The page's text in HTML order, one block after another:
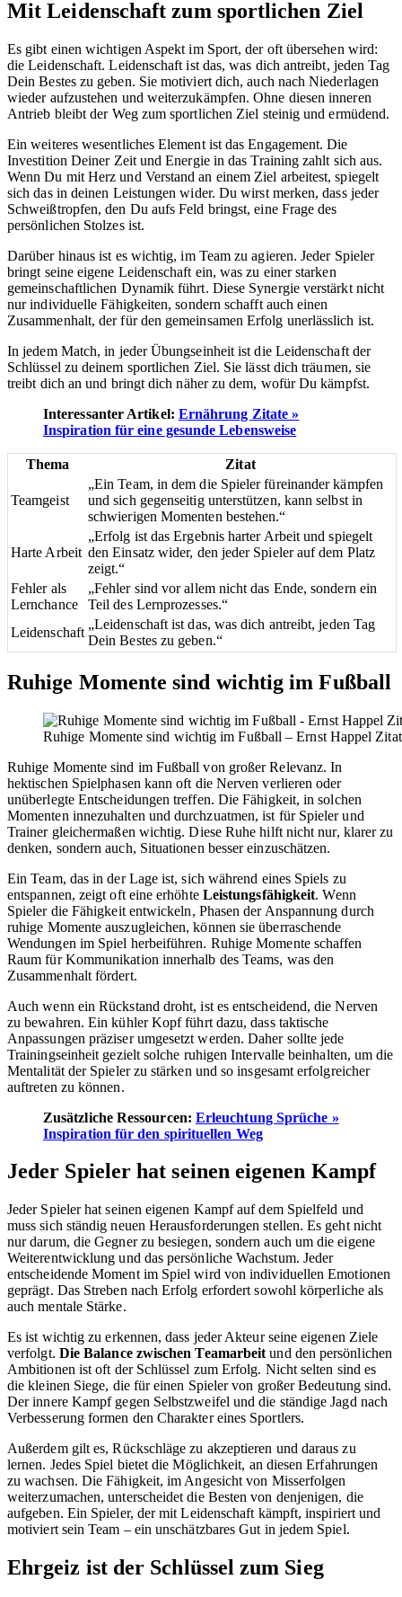
Mit Leidenschaft zum sportlichen Ziel
Es gibt einen wichtigen Aspekt im Sport, der oft übersehen wird:
die Leidenschaft. Leidenschaft ist das, was dich antreibt, jeden Tag
Dein Bestes zu geben. Sie motiviert dich, auch nach Niederlagen
wieder aufzustehen und weiterzukämpfen. Ohne diesen inneren
Antrieb bleibt der Weg zum sportlichen Ziel steinig und ermüdend.
Ein weiteres wesentliches Element ist das Engagement. Die
Investition Deiner Zeit und Energie in das Training zahlt sich aus.
Wenn Du mit Herz und Verstand an einem Ziel arbeitest, spiegelt
sich das in deinen Leistungen wider. Du wirst merken, dass jeder
Schweißtropfen, den Du aufs Feld bringst, eine Frage des
persönlichen Stolzes ist.
Darüber hinaus ist es wichtig, im Team zu agieren. Jeder Spieler
bringt seine eigene Leidenschaft ein, was zu einer starken
gemeinschaftlichen Dynamik führt. Diese Synergie verstärkt nicht
nur individuelle Fähigkeiten, sondern schafft auch einen
Zusammenhalt, der für den gemeinsamen Erfolg unerlässlich ist.
In jedem Match, in jeder Übungseinheit ist die Leidenschaft der
Schlüssel zu deinem sportlichen Ziel. Sie lässt dich träumen, sie
treibt dich an und bringt dich näher zu dem, wofür Du kämpfst.
Interessanter Artikel: Ernährung Zitate »
Inspiration für eine gesunde Lebensweise
Thema Zitat
Teamgeist
„Ein Team, in dem die Spieler füreinander kämpfen
und sich gegenseitig unterstützen, kann selbst in
schwierigen Momenten bestehen.“
Harte Arbeit
„Erfolg ist das Ergebnis harter Arbeit und spiegelt
den Einsatz wider, den jeder Spieler auf dem Platz
zeigt.“
Fehler als
Lernchance
„Fehler sind vor allem nicht das Ende, sondern ein
Teil des Lernprozesses.“
Leidenschaft
„Leidenschaft ist das, was dich antreibt, jeden Tag
Dein Bestes zu geben.“
Ruhige Momente sind wichtig im Fußball
Ruhige Momente sind wichtig im Fußball – Ernst Happel
Ruhige Momente sind im Fußball von großer Relevanz. In
hektischen Spielphasen kann oft die Nerven verlieren oder
unüberlegte Entscheidungen treffen. Die Fähigkeit, in solchen
Momenten innezuhalten und durchzuatmen, ist für Spieler und
Trainer gleichermaßen wichtig. Diese Ruhe hilft nicht nur, klarer zu
denken, sondern auch, Situationen besser einzuschätzen.
Ein Team, das in der Lage ist, sich während eines Spiels zu
entspannen, zeigt oft eine erhöhte Leistungsfähigkeit. Wenn
Spieler die Fähigkeit entwickeln, Phasen der Anspannung durch
ruhige Momente auszugleichen, können sie überraschende
Wendungen im Spiel herbeiführen. Ruhige Momente schaffen
Raum für Kommunikation innerhalb des Teams, was den
Zusammenhalt fördert.
Auch wenn ein Rückstand droht, ist es entscheidend, die Nerven
zu bewahren. Ein kühler Kopf führt dazu, dass taktische
Anpassungen präziser umgesetzt werden. Daher sollte jede
Trainingseinheit gezielt solche ruhigen Intervalle beinhalten, um die
Mentalität der Spieler zu stärken und so insgesamt erfolgreicher
auftreten zu können.
Zusätzliche Ressourcen: Erleuchtung Sprüche »
Inspiration für den spirituellen Weg
Jeder Spieler hat seinen eigenen Kampf
Jeder Spieler hat seinen eigenen Kampf auf dem Spielfeld und
muss sich ständig neuen Herausforderungen stellen. Es geht nicht
nur darum, die Gegner zu besiegen, sondern auch um die eigene
Weiterentwicklung und das persönliche Wachstum. Jeder
entscheidende Moment im Spiel wird von individuellen Emotionen
geprägt. Das Streben nach Erfolg erfordert sowohl körperliche als
auch mentale Stärke.
Es ist wichtig zu erkennen, dass jeder Akteur seine eigenen Ziele
verfolgt. Die Balance zwischen Teamarbeit und den persönlichen
Ambitionen ist oft der Schlüssel zum Erfolg. Nicht selten sind es
die kleinen Siege, die für einen Spieler von großer Bedeutung sind.
Der innere Kampf gegen Selbstzweifel und die ständige Jagd nach
Verbesserung formen den Charakter eines Sportlers.
Außerdem gilt es, Rückschläge zu akzeptieren und daraus zu
lernen. Jedes Spiel bietet die Möglichkeit, an diesen Erfahrungen
zu wachsen. Die Fähigkeit, im Angesicht von Misserfolgen
weiterzumachen, unterscheidet die Besten von denjenigen, die
aufgeben. Ein Spieler, der mit Leidenschaft kämpft, inspiriert und
motiviert sein Team – ein unschätzbares Gut in jedem Spiel.
Ehrgeiz ist der Schlüssel zum Sieg